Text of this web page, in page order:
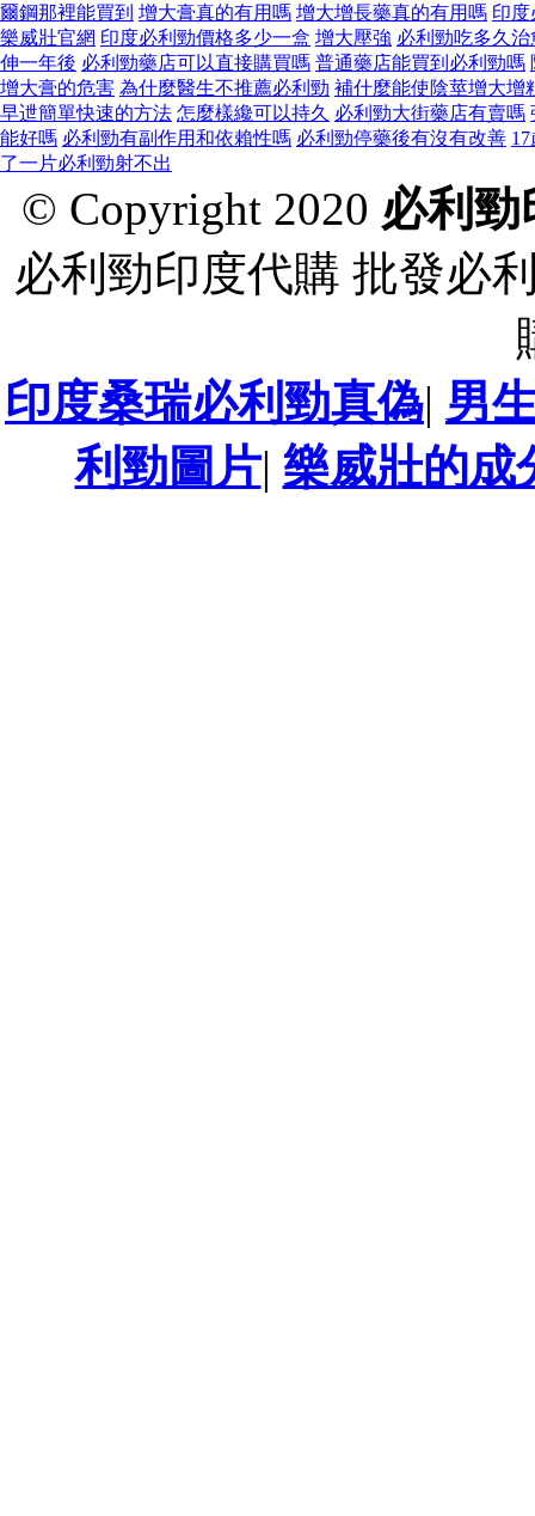
爾鋼那裡能買到 增大膏真的有用嗎 增大增長藥真的有用嗎 印度
樂威壯官網 印度必利勁價格多少一盒 增大壓強 必利勁吃多久治
伸一年後 必利勁藥店可以直接購買嗎 普通藥店能買到必利勁嗎
增大膏的危害 為什麼醫生不推薦必利勁 補什麼能使陰莖增大增
早迣簡單快速的方法 怎麼樣纔可以持久 必利勁大街藥店有賣嗎
能好嗎 必利勁有副作用和依賴性嗎 必利勁停藥後有沒有改善
了一片必利勁射不出
© Copyright 2020 必利勁
必利勁印度代購 批發必
印度桑瑞必利勁真偽| 男
利勁圖片| 樂威壯的成